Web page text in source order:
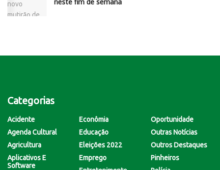
neste fim de semana
Categorias
Acidente
Agenda Cultural
Agricultura
Aplicativos E
Software
Econômia
Educação
Eleições 2022
Emprego
Oportunidade
Outras Notícias
Outros Destaques
Pinheiros